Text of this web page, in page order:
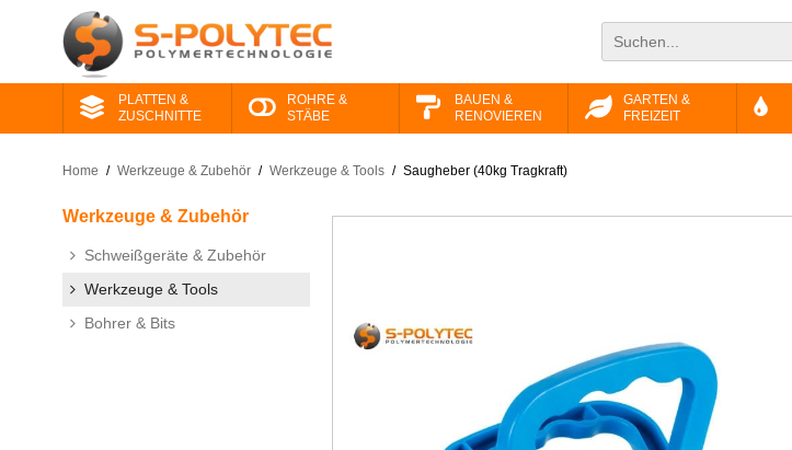
PLATTEN &
ZUSCHNITTE
ROHRE &
STÄBE
BAUEN &
RENOVIEREN
GARTEN &
FREIZEIT
Home / Werkzeuge &​ Zubehör / Werkzeuge & Tools / Saugheber (40kg Tragkraft)
Werkzeuge &​ Zubehör
Schweißgeräte & Zubehör
Werkzeuge & Tools
Bohrer & Bits